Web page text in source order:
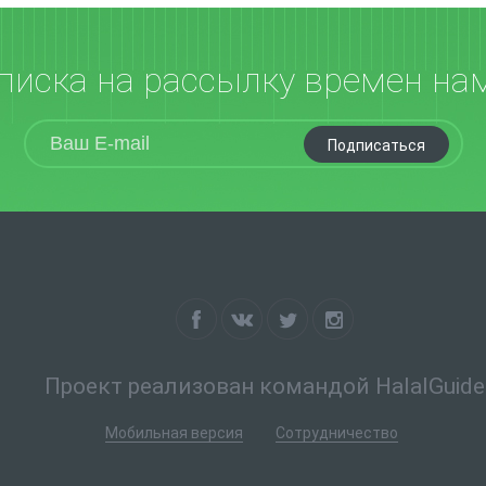
на рассылку времен
Подписаться
Проект реализован командой HalalGuide
Мобильная версия Сотрудничество